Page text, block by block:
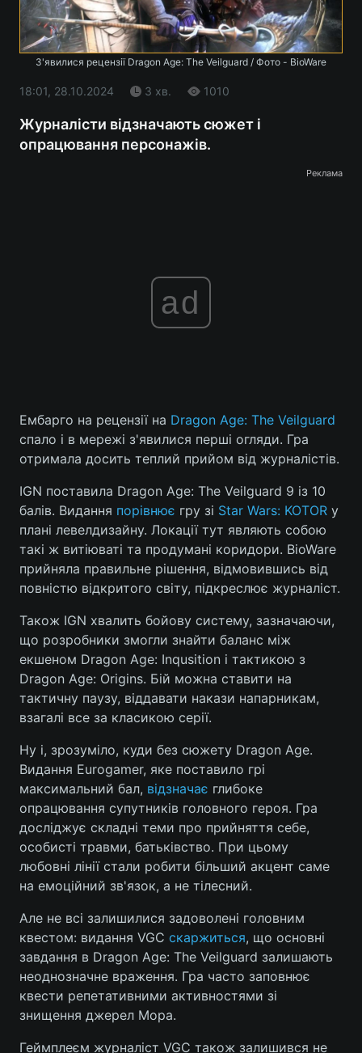
З'явилися рецензії Dragon Age: The Veilguard / Фото - BioWare
18:01, 28.10.2024 3 хв. 1010
Журналісти відзначають сюжет і
опрацювання персонажів.
Реклама
ad
Ембарго на рецензії на Dragon Age: The Veilguard
спало і в мережі з'явилися перші огляди. Гра
отримала досить теплий прийом від журналістів.
IGN поставила Dragon Age: The Veilguard 9 із 10
балів. Видання порівнює гру зі Star Wars: KOTOR у
плані левелдизайну. Локації тут являють собою
такі ж витіюваті та продумані коридори. BioWare
прийняла правильне рішення, відмовившись від
повністю відкритого світу, підкреслює журналіст.
Також IGN хвалить бойову систему, зазначаючи,
що розробники змогли знайти баланс між
екшеном Dragon Age: Inqusition і тактикою з
Dragon Age: Origins. Бій можна ставити на
тактичну паузу, віддавати накази напарникам,
взагалі все за класикою серії.
Ну і, зрозуміло, куди без сюжету Dragon Age.
Видання Eurogamer, яке поставило грі
максимальний бал, відзначає глибоке
опрацювання супутників головного героя. Гра
досліджує складні теми про прийняття себе,
особисті травми, батьківство. При цьому
любовні лінії стали робити більший акцент саме
на емоційний зв'язок, а не тілесний.
Але не всі залишилися задоволені головним
квестом: видання VGC скаржиться, що основні
завдання в Dragon Age: The Veilguard залишають
неоднозначне враження. Гра часто заповнює
квести репетативними активностями зі
знищення джерел Мора.
Геймплеєм журналіст VGC також залишився не